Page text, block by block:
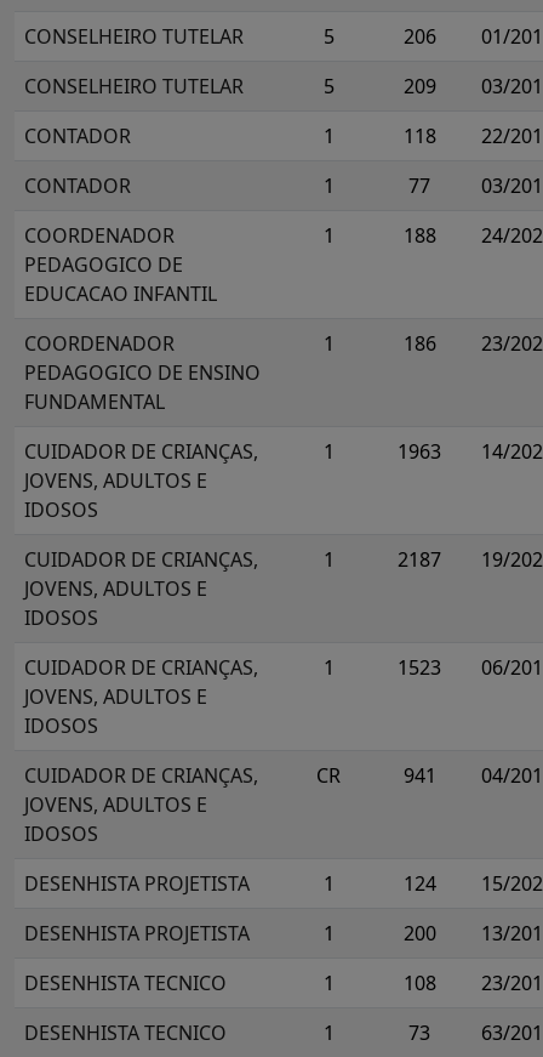
CONSELHEIRO TUTELAR
5 206
01/
CONSELHEIRO TUTELAR
5 209
03/
CONTADOR
1 118
22/
CONTADOR
1 77
03/
COORDENADOR
PEDAGOGICO DE
EDUCACAO INFANTIL
1 188 24/
COORDENADOR
PEDAGOGICO DE ENSINO
FUNDAMENTAL
1 186 23/
CUIDADOR DE CRIANÇAS,
JOVENS, ADULTOS E
IDOSOS
1 1963 14/
CUIDADOR DE CRIANÇAS,
JOVENS, ADULTOS E
IDOSOS
1 2187 19/
CUIDADOR DE CRIANÇAS,
JOVENS, ADULTOS E
IDOSOS
1 1523 06/
CUIDADOR DE CRIANÇAS,
JOVENS, ADULTOS E
IDOSOS
CR 941 04/
DESENHISTA PROJETISTA 1 124
15/
DESENHISTA PROJETISTA
1 200
13/
DESENHISTA TECNICO
1 108
23/
DESENHISTA TECNICO
1 73 63/